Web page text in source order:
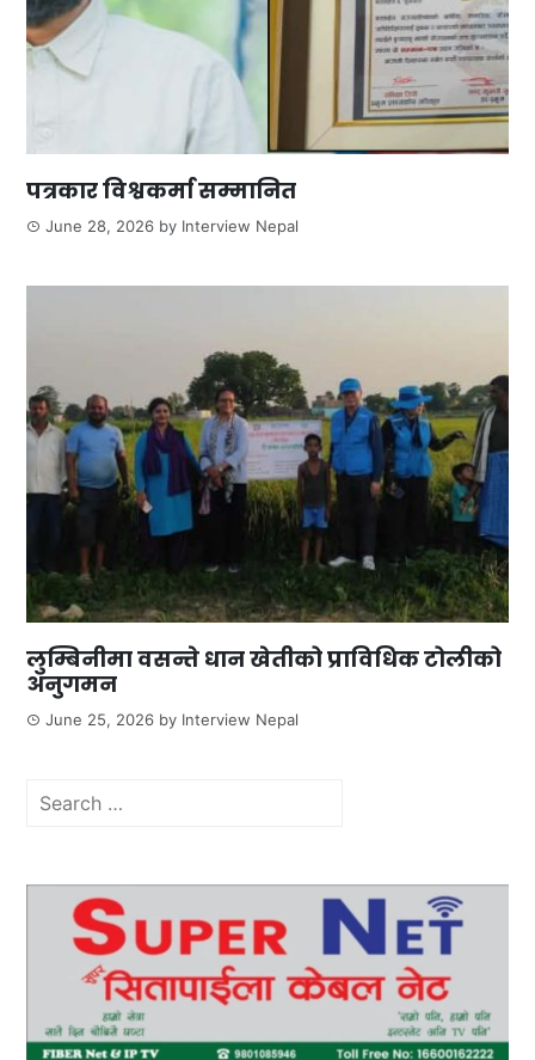
पत्रकार विश्वकर्मा सम्मानित
June 28, 2026 by Interview Nepal
लुम्बिनीमा वसन्ते धान खेतीको प्राविधिक टोलीको
अनुगमन
June 25, 2026 by Interview Nepal
Search